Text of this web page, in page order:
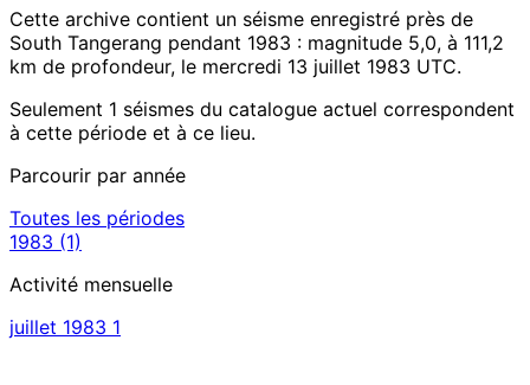
Cette archive contient un séisme enregistré près de
South Tangerang pendant 1983 : magnitude 5,0, à 111,2
km de profondeur, le mercredi 13 juillet 1983 UTC.
Seulement 1 séismes du catalogue actuel correspondent
à cette période et à ce lieu.
Parcourir par année
Toutes les périodes
1983 (1)
Activité mensuelle
juillet 1983 1